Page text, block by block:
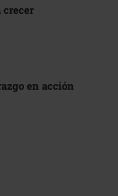
crecer
en acción